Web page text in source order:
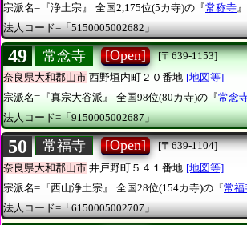
宗派名=『浄土宗』
全国2,175位(5カ寺)の『常称寺
法人コード=「5150005002682」
49 常念寺 [Open]
[〒639-1153]
奈良県大和郡山市 西野垣内町２０番地 [地図等]
宗派名=『真宗大谷派』
全国98位(80カ寺)の『常念
法人コード=「9150005002687」
50 常福寺 [Open]
[〒639-1104]
奈良県大和郡山市 井戸野町５４１番地 [地図等]
宗派名=『西山浄土宗』
全国28位(154カ寺)の『常福
法人コード=「6150005002707」